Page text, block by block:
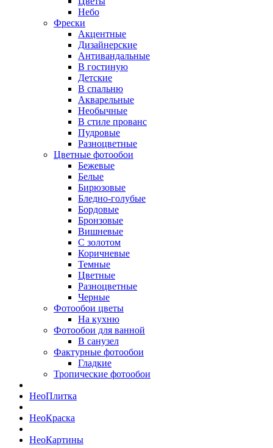
Небо
Фрески
Акцентные
Дизайнерские
Антивандальные
В гостиную
Детские
В спальню
Акварельные
Необычные
В стиле прованс
Пудровые
Разноцветные
Цветные фотообои
Бежевые
Белые
Бирюзовые
Бледно-голубые
Бордовые
Бронзовые
Вишневые
С золотом
Коричневые
Темные
Цветные
Разноцветные
Черные
Фотообои цветы
На кухню
Фотообои для ванной
В санузел
Фактурные фотообои
Гладкие
Тропические фотообои
НеоПлитка
НеоКраска
НеоКартины